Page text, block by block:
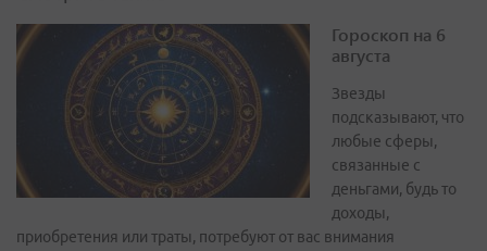
Гороскоп на 6
августа
Звезды
подсказывают, что
любые сферы,
связанные с
деньгами, будь то
доходы,
приобретения или траты, потребуют от вас внимания